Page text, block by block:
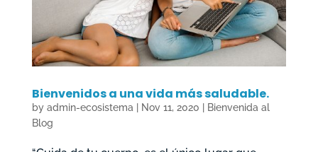
Bienvenidos a una vida más saludable.
by admin-ecosistema Nov 11, 2020
Bienvenida al
Blog